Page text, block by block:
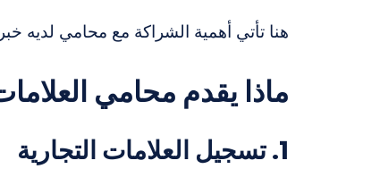
هنا تأتي أهمية الشراكة مع محامي لديه
ماذا يقدم محامي
1. تسجيل العلامات التجارية